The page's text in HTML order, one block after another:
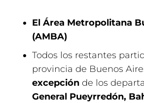
El Área Metropolitana
(AMBA)
Todos los restantes
provincia de Buenos
excepción de los
General Pueyrredón,